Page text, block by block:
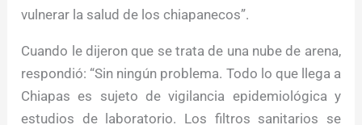
vulnerar la salud de los chiapanecos”.
Cuando le dijeron que se trata de una nube de arena,
respondió: “Sin ningún problema. Todo lo que llega a
Chiapas es sujeto de vigilancia epidemiológica y
estudios de laboratorio. Los filtros sanitarios se